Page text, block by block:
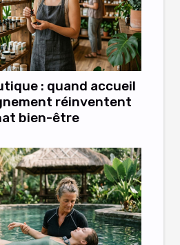
: quand accueil
réinventent
bien-être